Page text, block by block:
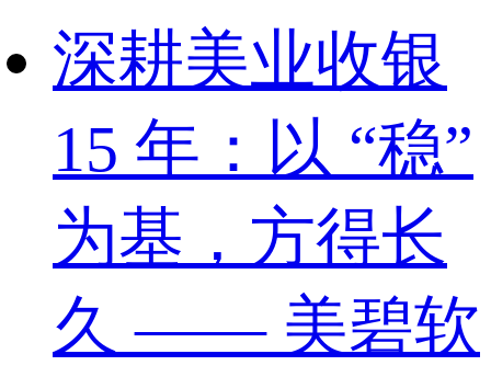
深耕美业收银
15 年：以 “稳”
为基，方得长
久 —— 美碧软